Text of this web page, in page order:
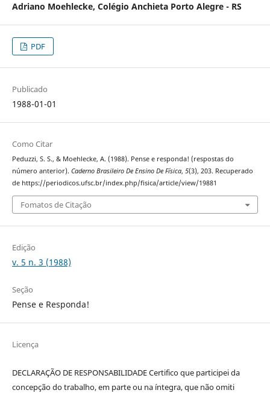
Adriano Moehlecke, Colégio Anchieta Porto Alegre - RS
PDF
Publicado
1988-01-01
Como Citar
Peduzzi, S. S., & Moehlecke, A. (1988). Pense e responda! (respostas do
número anterior). Caderno Brasileiro De Ensino De Física, 5(3), 203. Recuperado
de https://periodicos.ufsc.br/index.php/fisica/article/view/19881
Fomatos de Citação
Edição
v. 5 n. 3 (1988)
Seção
Pense e Responda!
Licença
DECLARAÇÃO DE RESPONSABILIDADE Certifico que participei da
concepção do trabalho, em parte ou na íntegra, que não omiti